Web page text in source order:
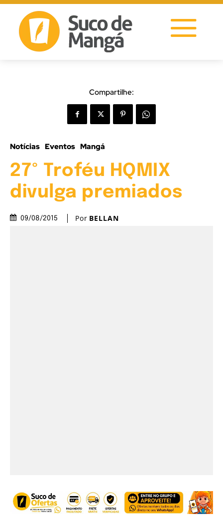
Compartilhe:
Notícias Eventos Mangá
27º Troféu HQMIX
divulga premiados
09/08/2015 Por BELLAN